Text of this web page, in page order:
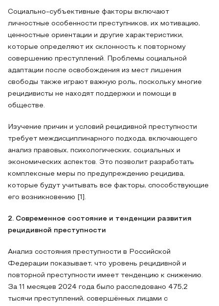
Социально-субъективные факторы включают
личностные особенности преступников, их мотивацию,
ценностные ориентации и другие характеристики,
которые определяют их склонность к повторному
совершению преступлений. Проблемы социальной
адаптации после освобождения из мест лишения
свободы также играют важную роль, поскольку многие
рецидивисты не находят поддержки и помощи в
обществе.
Изучение причин и условий рецидивной преступности
требует междисциплинарного подхода, включающего
анализ правовых, психологических, социальных и
экономических аспектов. Это позволит разработать
комплексные меры по предупреждению рецидива,
которые будут учитывать все факторы, способствующие
его возникновению [1].
2. Современное состояние и тенденции развития
рецидивной преступности
Анализ состояния преступности в Российской
Федерации показывает, что уровень рецидивной и
повторной преступности имеет тенденцию к снижению.
За 11 месяцев 2024 года было расследовано 475,2
тысячи преступлений, совершённых лицами с